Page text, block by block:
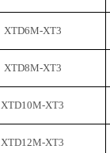
XTD6M-XT3
XTD8M-XT3
XTD10M-XT3
XTD12M-XT3